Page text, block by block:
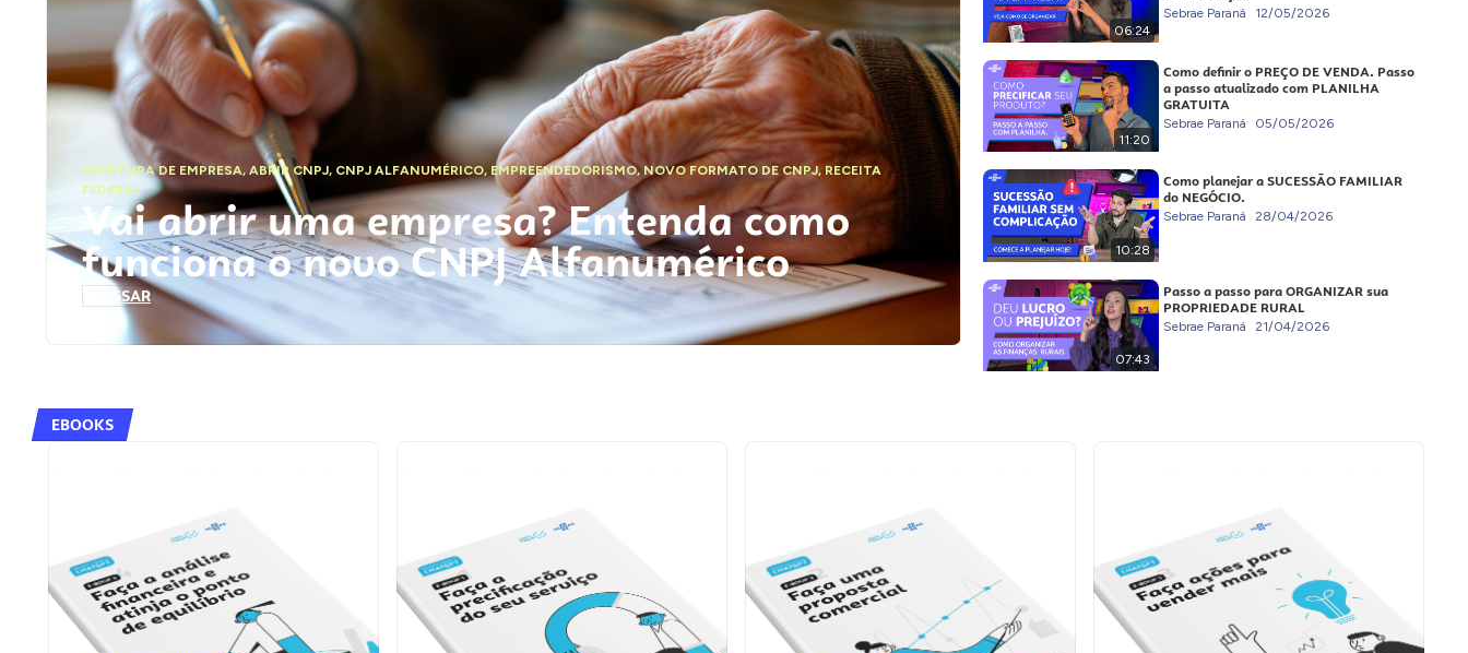
ABERTURA DE EMPRESA,ABRIR CNPJ, CNPJ ALFANUMÉRICO, EMPREENDEDORISMO,NOVO FORMATO DE CNPJ,RECEITA
FEDERAL
Vai abrir uma empresa? Entenda como
funciona o novo CNPJ Alfanumérico
ACESSAR
06:24
Sebrae Paraná 12/05/2026
11:20
Como definir o PREÇO DE VENDA. Passo
a passo atualizado com PLANILHA
GRATUITA
Sebrae Paraná 05/05/2026
10:28
Como planejar a SUCESSÃO FAMILIAR
do NEGÓCIO.
Sebrae Paraná 28/04/2026
07:43
Passo a passo para ORGANIZAR sua
PROPRIEDADE RURAL
Sebrae Paraná 21/04/2026
EBOOKS